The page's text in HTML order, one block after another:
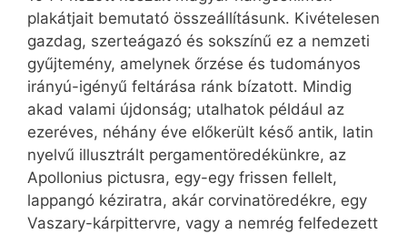
plakátjait bemutató összeállításunk. Kivételesen
gazdag, szerteágazó és sokszínű ez a nemzeti
gyűjtemény, amelynek őrzése és tudományos
irányú-igényű feltárása ránk bízatott. Mindig
akad valami újdonság; utalhatok például az
ezeréves, néhány éve előkerült késő antik, latin
nyelvű illusztrált pergamentöredékünkre, az
Apollonius pictusra, egy-egy frissen fellelt,
lappangó kéziratra, akár corvinatöredékre, egy
Vaszary-kárpittervre, vagy a nemrég felfedezett